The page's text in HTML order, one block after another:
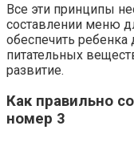
Все эти принципы
составлении меню
обеспечить
питательных
развитие.
Как правильно
номер 3